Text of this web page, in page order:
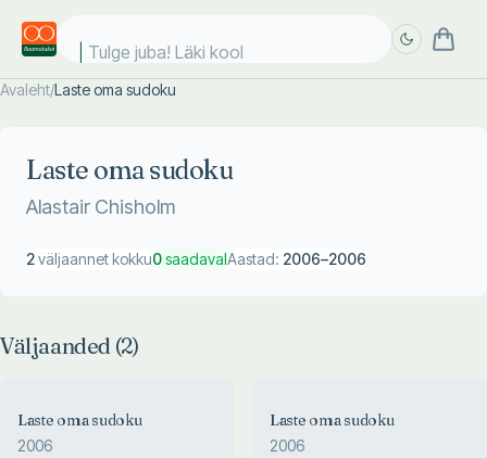
Tulge juba! Läki kooli!
Avaleht/Laste oma sudoku
Laste oma sudoku
Alastair Chisholm
2väljaannet kokku0saadavalAastad: 2006–2006
Väljaanded (2)
Laste oma sudoku
2006
Laste oma sudoku
2006